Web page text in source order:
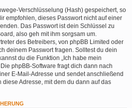
Verschlüsselung (Hash) gespeichert, so
empfohlen, dieses Passwort nicht auf einer
Das Passwort ist dein Schlüssel zu
also geh mit ihm sorgsam um.
des Betreibers, von phpBB Limited oder
deinem Passwort fragen. Solltest du dein
du die Funktion „Ich habe mein
phpBB-Software fragt dich dann nach
E-Mail-Adresse und sendet anschließend
Adresse, mit dem du dann auf das